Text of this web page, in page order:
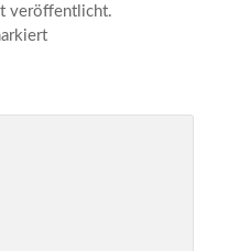
veröffentlicht.